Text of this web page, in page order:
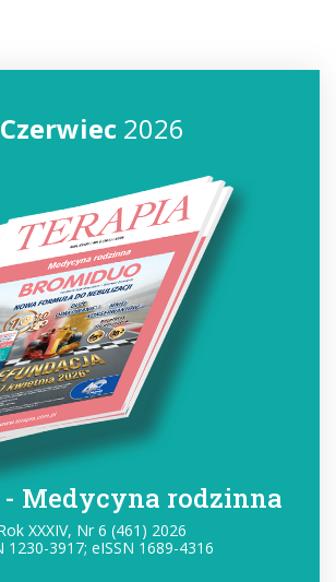
Czerwiec2026
- Medycyna rodzinna
XXXIV, Nr 6 (461) 2026
1230-3917; eISSN 1689-4316